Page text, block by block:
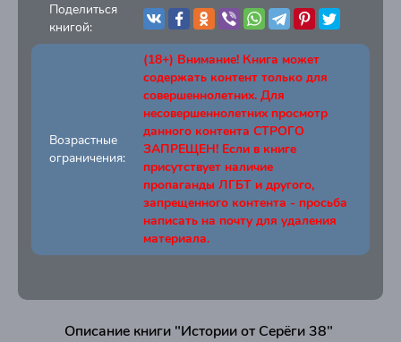
Поделиться
книгой:
Возрастные
ограничения:
(18+) Внимание! Книга может
содержать контент только для
совершеннолетних. Для
несовершеннолетних просмотр
данного контента СТРОГО
ЗАПРЕЩЕН! Если в книге
присутствует наличие
пропаганды ЛГБТ и другого,
запрещенного контента - просьба
написать на почту для удаления
материала.
Описание книги "Истории от Серёги 38"